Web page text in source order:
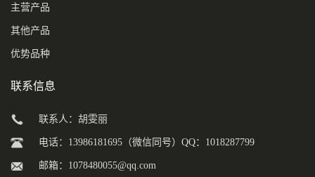
主营产品
其他产品
优势品种
联系信息
联系人：胡雯丽
电话：13986181695（微信同号）QQ：1018287799
邮箱： 1078480055@qq.com